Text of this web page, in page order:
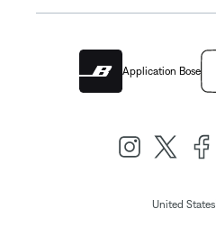
Application Bose
United States|